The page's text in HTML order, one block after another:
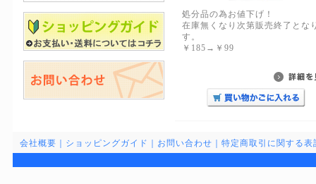
処分品の為お値下げ！
在庫無くなり次第販売終了とな
す。
￥185→￥99
会社概要 ショッピングガイド お問い合わせ 特定商取引に関する表